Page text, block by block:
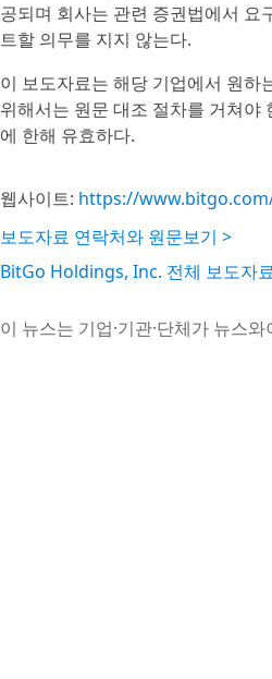
공되며 회사는 관련 증권법에서
트할 의무를 지지 않는다.
이 보도자료는 해당 기업에서 원하
위해서는 원문 대조 절차를 거쳐야
에 한해 유효하다.
웹사이트: https://
보도자료 연락처와 원문보기 >
BitGo Holdings, Inc. 전체 보도자
이 뉴스는 기업·기관·단체가 뉴스